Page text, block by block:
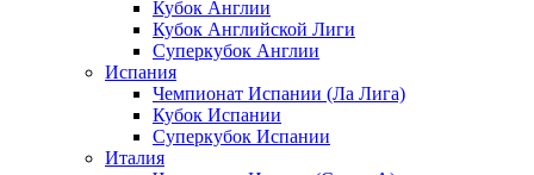
Кубок Англии
Кубок Английской Лиги
Суперкубок Англии
Испания
Чемпионат Испании (Ла Лига)
Кубок Испании
Суперкубок Испании
Италия